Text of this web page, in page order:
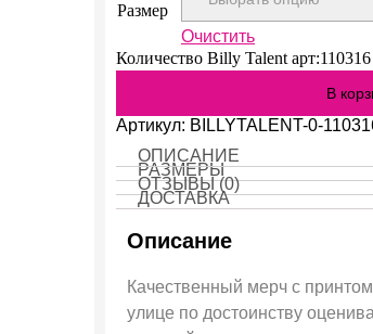
Размер
Очистить
Количество Billy Talent арт:110316
В
Артикул: BILLYTALENT-0-
ОПИСАНИЕ
РАЗМЕРЫ
ОТЗЫВЫ (0)
ДОСТАВКА
Описание
Качественный мерч с
улице по достоинству